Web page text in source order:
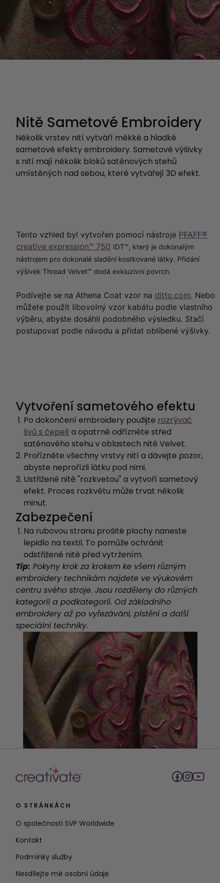
Nitě Sametové Embroidery
Několik vrstev nití vytváří měkké a hladké
sametové efekty embroidery. Sametové výšivky
s nití mají několik bloků saténových stehů
umístěných nad sebou, které vytvářejí 3D efekt.
Tento vzhled byl vytvořen pomocí nástroje PFAFF®
creative expression™ 750 IDT™, který je dokonalým
nástrojem pro dokonalé sladění kostkované látky. Přidání
výšivek Thread Velvet™ dodá exkluzivní povrch.
Podívejte se na Athena Coat vzor na ditto.com. Nebo
můžete použít libovolný vzor kabátu podle vlastního
výběru, abyste dosáhli podobného výsledku. Stačí
postupovat podle návodu a přidat oblíbené výšivky.
Vytvoření sametového efektu
Po dokončení embroidery použijte rozrývač
švů s čepelí a opatrně odřízněte střed
saténového stehu v oblastech nitě Velvet.
Prořízněte všechny vrstvy nití a dávejte pozor,
abyste neprořízli látku pod nimi.
Ustřižené nitě "rozkvetou" a vytvoří sametový
efekt. Proces rozkvětu může trvat několik
minut.
Zabezpečení
Na rubovou stranu prošité plochy naneste
lepidlo na textil. To pomůže ochránit
odstřižené nitě před vytržením.
Tip: Pokyny krok za krokem ke všem různým
embroidery technikám najdete ve výukovém
centru svého stroje. Jsou rozděleny do různých
kategorií a podkategorií. Od základního
embroidery až po vyřezávání, plstění a další
speciální techniky.
O STRÁNKÁCH
O společnosti SVP Worldwide
Kontakt
Podmínky služby
Nesdílejte mé osobní údaje